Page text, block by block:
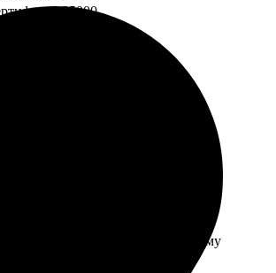
25000
связаться с Вами по указанному
для согласования деталей.